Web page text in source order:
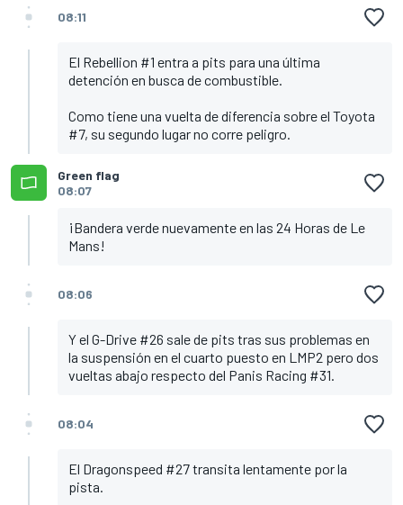
08:11
El Rebellion #1 entra a pits para una última
detención en busca de combustible.
Como tiene una vuelta de diferencia sobre el Toyota
#7, su segundo lugar no corre peligro.
Green flag
08:07
¡Bandera verde nuevamente en las 24 Horas de Le
Mans!
08:06
Y el G-Drive #26 sale de pits tras sus problemas en
la suspensión en el cuarto puesto en LMP2 pero dos
vueltas abajo respecto del Panis Racing #31.
08:04
El Dragonspeed #27 transita lentamente por la
pista.